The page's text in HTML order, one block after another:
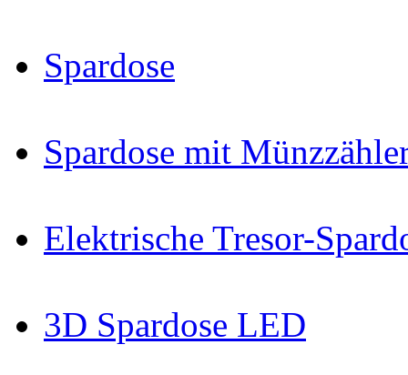
Spardose
Spardose mit
Elektrische Tresor-
3D Spardose LED